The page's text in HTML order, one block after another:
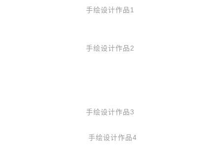
手绘设计作品1
手绘设计作品2
手绘设计作品3
手绘设计作品4